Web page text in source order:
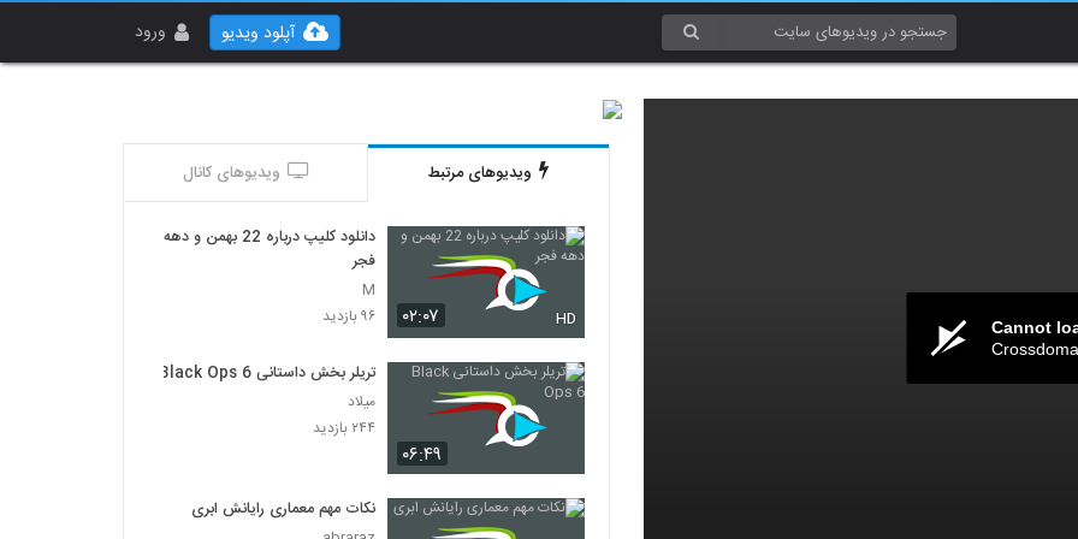
ورود آپلود ویدیو
Cannot
ویدیوهای مرتبط ویدیوهای کانال
۰۲:۰۷ HD
دانلود کلیپ درباره 22 بهمن و دهه
فجر
M
۹۶ بازدید
۰۶:۴۹
تریلر بخش داستانی Black Ops 6
میلاد
۲۴۴ بازدید
نکات مهم معماری رایانش ابری